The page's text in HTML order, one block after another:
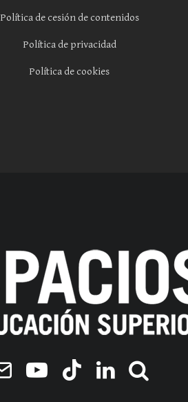
Política de cesión de contenidos
Política de privacidad
Política de cookies